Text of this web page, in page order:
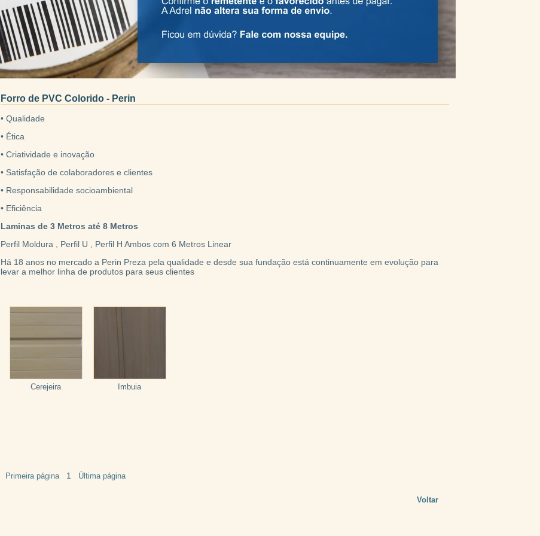
Forro de PVC Colorido - Perin
• Qualidade
• Ética
• Criatividade e inovação
• Satisfação de colaboradores e clientes
• Responsabilidade socioambiental
• Eficiência
Laminas de 3 Metros até 8 Metros
Perfil Moldura , Perfil U , Perfil H Ambos com 6 Metros Linear
Há 18 anos no mercado a Perin Preza pela qualidade e desde sua fundação está continuamente em evolução para
levar a melhor linha de produtos para seus clientes
Cerejeira Imbuia
Primeira página 1 Última página
Voltar